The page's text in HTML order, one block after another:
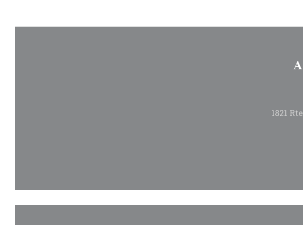
1821